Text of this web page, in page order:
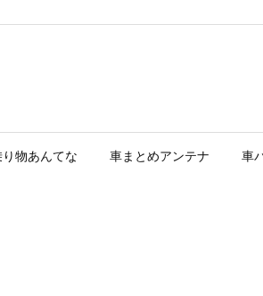
り物あんてな 車まとめアンテナ 車